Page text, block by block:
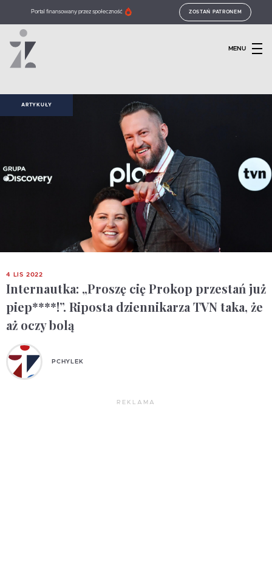
Portal finansowany przez społeczność ZOSTAŃ PATRONEM
MENU
ARTYKUŁY
4 LIS 2022
Internautka: „Proszę cię Prokop przestań już
piep****!”. Riposta dziennikarza TVN taka, że
aż oczy bolą
PCHYLEK
REKLAMA